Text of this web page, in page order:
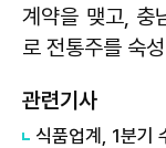
계약을 맺고, 충
로 전통주를 숙
관련기사